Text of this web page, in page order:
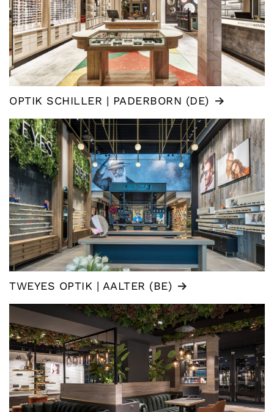
OPTIK SCHILLER | PADERBORN (DE)
TWEYES OPTIK | AALTER (BE)